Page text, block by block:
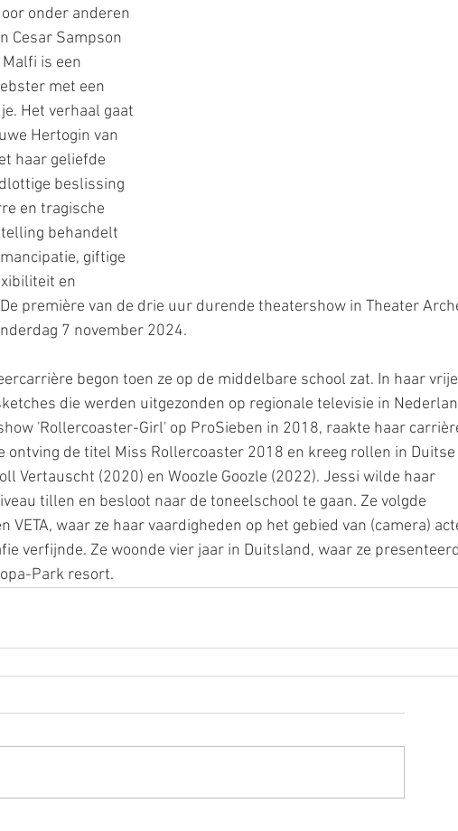
onder anderen
Cesar Sampson
is een
met een
Het verhaal gaat
Hertogin van
haar geliefde
beslissing
en tragische
behandelt
giftige
en
première van de drie uur durende theatershow in Theater
7 november 2024.
begon toen ze op de middelbare school zat. In haar
die werden uitgezonden op regionale televisie in
'Rollercoaster-Girl' op ProSieben in 2018, raakte haar
ontving de titel Miss Rollercoaster 2018 en kreeg rollen in Duitse
Vertauscht (2020) en Woozle Goozle (2022). Jessi wilde haar
tillen en besloot naar de toneelschool te gaan. Ze volgde
VETA, waar ze haar vaardigheden op het gebied van (camera)
verfijnde. Ze woonde vier jaar in Duitsland, waar ze
Park resort.